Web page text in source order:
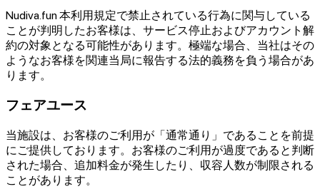
Nudiva.fun 本利用規定で禁止されている行為に関与している
ことが判明したお客様は、サービス停止およびアカウント解
約の対象となる可能性があります。極端な場合、当社はその
ようなお客様を関連当局に報告する法的義務を負う場合があ
ります。
フェアユース
当施設は、お客様のご利用が「通常通り」であることを前提
にご提供しております。お客様のご利用が過度であると判断
された場合、追加料金が発生したり、収容人数が制限される
ことがあります。